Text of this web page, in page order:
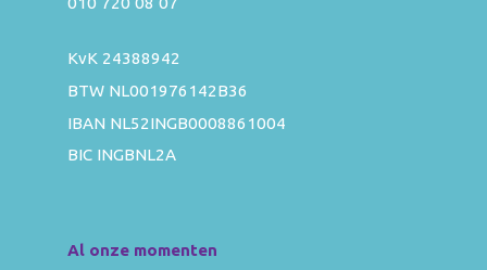
KvK 24388942
BTW NL001976142B36
IBAN NL52INGB0008861004
BIC INGBNL2A
Al onze momenten